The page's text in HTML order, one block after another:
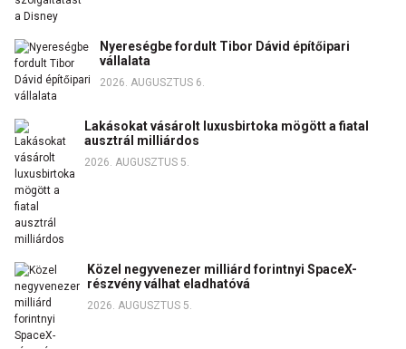
Nyereségbe fordult Tibor Dávid építőipari
vállalata
2026. AUGUSZTUS 6.
Lakásokat vásárolt luxusbirtoka mögött a fiatal
ausztrál milliárdos
2026. AUGUSZTUS 5.
Közel negyvenezer milliárd forintnyi SpaceX-
részvény válhat eladhatóvá
2026. AUGUSZTUS 5.